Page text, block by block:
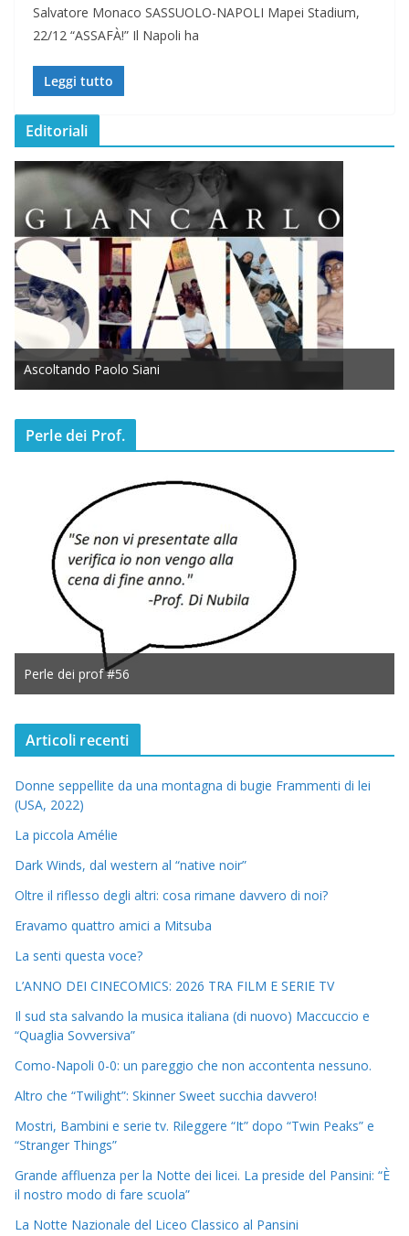
Salvatore Monaco SASSUOLO-NAPOLI Mapei Stadium,
22/12 “ASSAFÀ!” Il Napoli ha
Leggi tutto
Editoriali
Ascoltando Paolo Siani
Perle dei Prof.
Perle dei prof #56
Articoli recenti
Donne seppellite da una montagna di bugie Frammenti di lei
(USA, 2022)
La piccola Amélie
Dark Winds, dal western al “native noir”
Oltre il riflesso degli altri: cosa rimane davvero di noi?
Eravamo quattro amici a Mitsuba
La senti questa voce?
L’ANNO DEI CINECOMICS: 2026 TRA FILM E SERIE TV
Il sud sta salvando la musica italiana (di nuovo) Maccuccio e
“Quaglia Sovversiva”
Como-Napoli 0-0: un pareggio che non accontenta nessuno.
Altro che “Twilight”: Skinner Sweet succhia davvero!
Mostri, Bambini e serie tv. Rileggere “It” dopo “Twin Peaks” e
“Stranger Things”
Grande affluenza per la Notte dei licei. La preside del Pansini: “È
il nostro modo di fare scuola”
La Notte Nazionale del Liceo Classico al Pansini